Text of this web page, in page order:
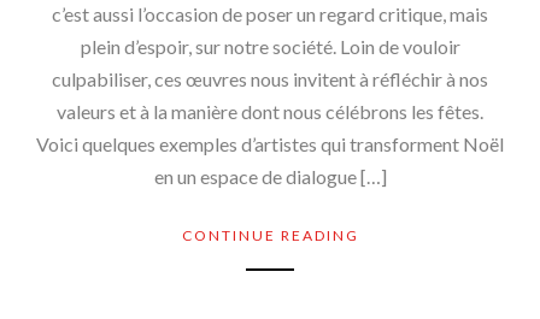
c’est aussi l’occasion de poser un regard critique, mais
plein d’espoir, sur notre société. Loin de vouloir
culpabiliser, ces œuvres nous invitent à réfléchir à nos
valeurs et à la manière dont nous célébrons les fêtes.
Voici quelques exemples d’artistes qui transforment Noël
en un espace de dialogue […]
CONTINUE READING